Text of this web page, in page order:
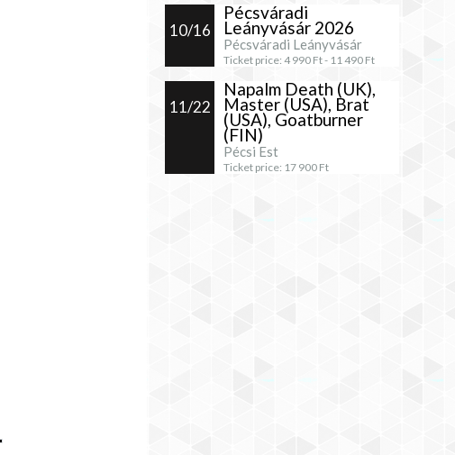
10/16
Pécsváradi
Leányvásár 2026
Pécsváradi Leányvásár
Ticket price: 4 990 Ft - 11 490 Ft
11/22
Napalm Death (UK),
Master (USA), Brat
(USA), Goatburner
(FIN)
Pécsi Est
Ticket price: 17 900 Ft